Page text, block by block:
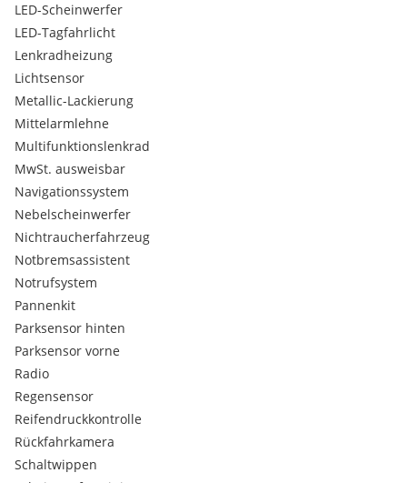
LED-Scheinwerfer
LED-Tagfahrlicht
Lenkradheizung
Lichtsensor
Metallic-Lackierung
Mittelarmlehne
Multifunktionslenkrad
MwSt. ausweisbar
Navigationssystem
Nebelscheinwerfer
Nichtraucherfahrzeug
Notbremsassistent
Notrufsystem
Pannenkit
Parksensor hinten
Parksensor vorne
Radio
Regensensor
Reifendruckkontrolle
Rückfahrkamera
Schaltwippen